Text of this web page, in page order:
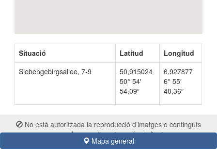
Situació Latitud
Longitud
Siebengebirgsallee, 7-9
50,915024
50° 54′
54,09″
6,927877
6° 55′
40,36″
Mapa general
No està autoritzada la reproducció d’imatges o continguts
sense el consentiment exprés de l'autor